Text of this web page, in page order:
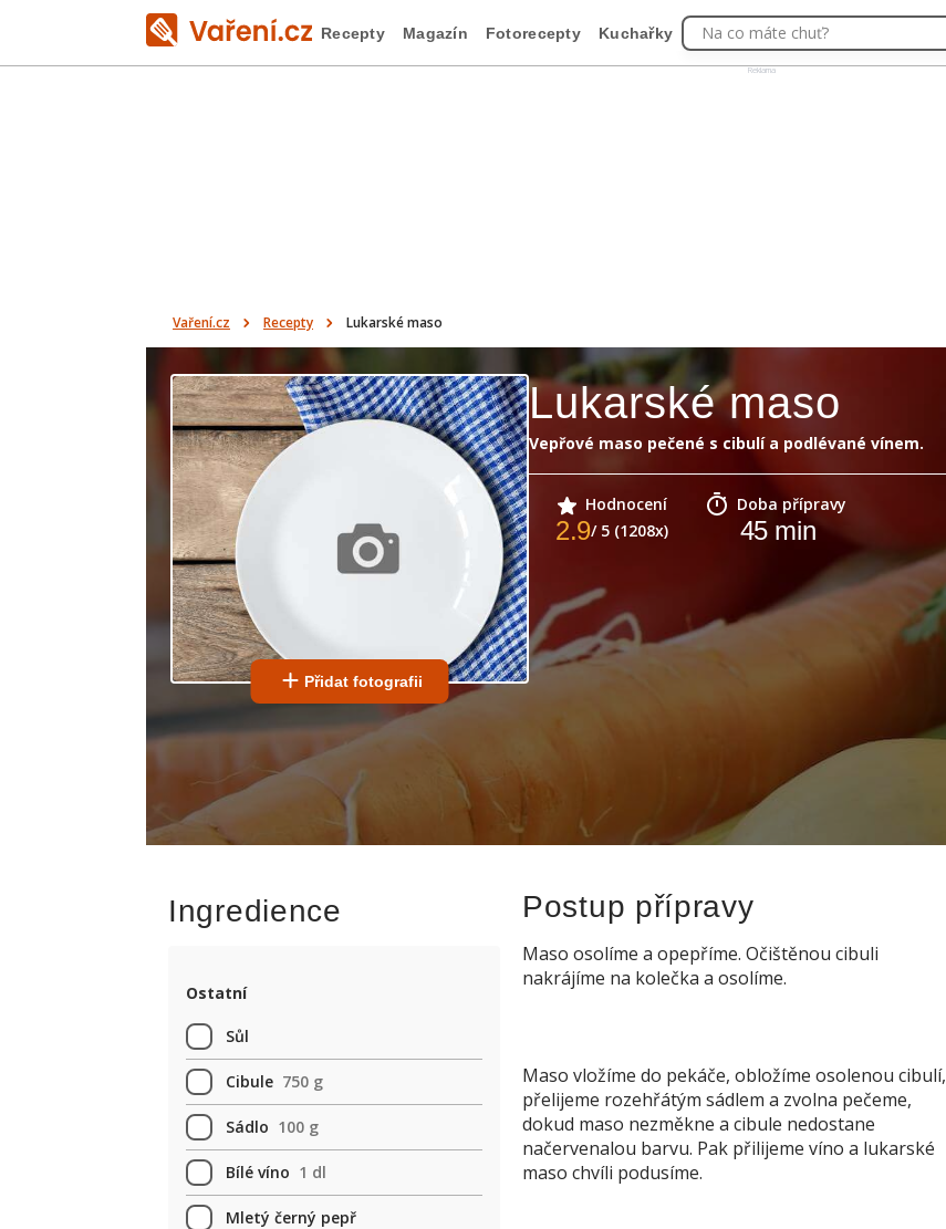
Reklama
Recepty Magazín Fotorecepty Kuchařky Na co máte chuť?
Vaření.cz Recepty Lukarské maso
Přidat fotografii
Lukarské maso
Vepřové maso pečené s cibulí a podlévané vínem.
Hodnocení
2.9/ 5 (1208x)
Doba přípravy
45min
Ingredience
Ostatní
Sůl
Cibule 750 g
Sádlo 100 g
Bílé víno 1 dl
Mletý černý pepř
Postup přípravy
Maso osolíme a opepříme. Očištěnou cibuli
nakrájíme na kolečka a osolíme.
Maso vložíme do pekáče, obložíme osolenou cibulí,
přelijeme rozehřátým sádlem a zvolna pečeme,
dokud maso nezměkne a cibule nedostane
načervenalou barvu. Pak přilijeme víno a lukarské
maso chvíli podusíme.